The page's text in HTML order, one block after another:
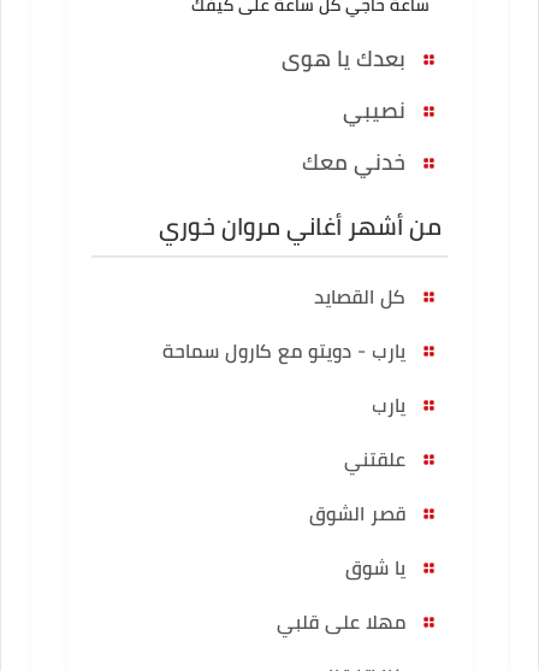
ساعة حاجي كل ساعة على كيفك
بعدك يا هوى
نصيبي
خدني معك
من أشهر أغاني مروان خوري
كل القصايد
يارب - دويتو مع كارول سماحة
يارب
علقتني
قصر الشوق
يا شوق
مهلا على قلبي